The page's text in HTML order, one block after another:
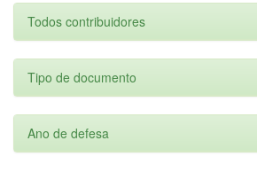
Todos contribuidores
Tipo de documento
Ano de defesa